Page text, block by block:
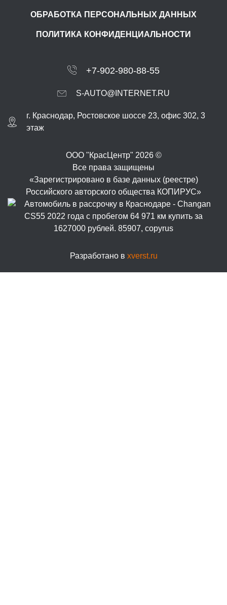
ОБРАБОТКА ПЕРСОНАЛЬНЫХ ДАННЫХ
ПОЛИТИКА КОНФИДЕНЦИАЛЬНОСТИ
+7-902-980-88-55
S-AUTO@INTERNET.RU
г. Краснодар, Ростовское шоссе 23, офис 302, 3
этаж
ООО "КрасЦентр" 2026 ©
Все права защищены
«Зарегистрировано в базе данных (реестре)
Российского авторского общества КОПИРУС»
Разработано в xverst.ru